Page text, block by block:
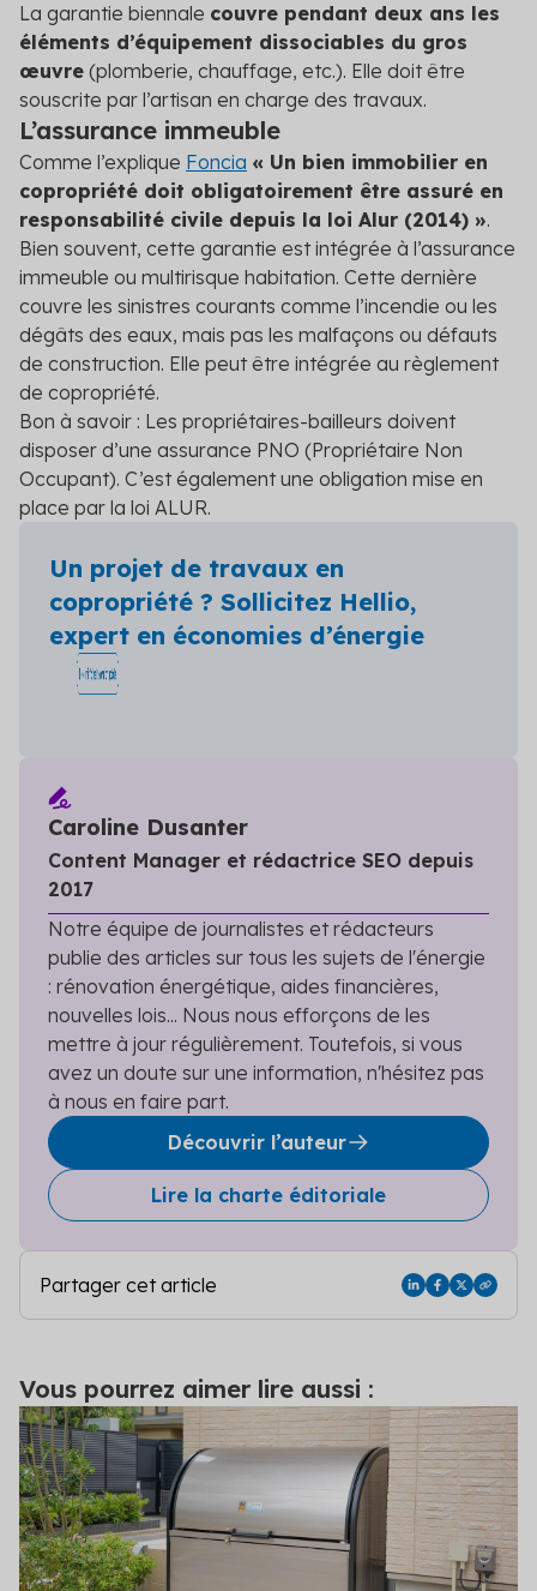
La garantie biennale couvre pendant deux ans les
éléments d’équipement dissociables du gros
œuvre (plomberie, chauffage, etc.). Elle doit être
souscrite par l’artisan en charge des travaux.
L’assurance immeuble
Comme l’explique Foncia « Un bien immobilier en
copropriété doit obligatoirement être assuré en
responsabilité civile depuis la loi Alur (2014) ».
Bien souvent, cette garantie est intégrée à l’assurance
immeuble ou multirisque habitation. Cette dernière
couvre les sinistres courants comme l’incendie ou les
dégâts des eaux, mais pas les malfaçons ou défauts
de construction. Elle peut être intégrée au règlement
de copropriété.
Bon à savoir : Les propriétaires-bailleurs doivent
disposer d’une assurance PNO (Propriétaire Non
Occupant). C’est également une obligation mise en
place par la loi ALUR.
Un projet de travaux en
copropriété ? Sollicitez Hellio,
expert en économies d’énergie
Caroline Dusanter
Content Manager et rédactrice SEO depuis
2017
Notre équipe de journalistes et rédacteurs
publie des articles sur tous les sujets de l'énergie
: rénovation énergétique, aides financières,
nouvelles lois... Nous nous efforçons de les
mettre à jour régulièrement. Toutefois, si vous
avez un doute sur une information, n'hésitez pas
à nous en faire part.
Découvrir l’auteur
Lire la charte éditoriale
Partager cet article
Vous pourrez aimer lire aussi :